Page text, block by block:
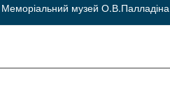
Меморіальний музей О.В.Палладіна